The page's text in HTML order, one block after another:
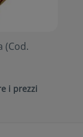
(Cod.
i prezzi